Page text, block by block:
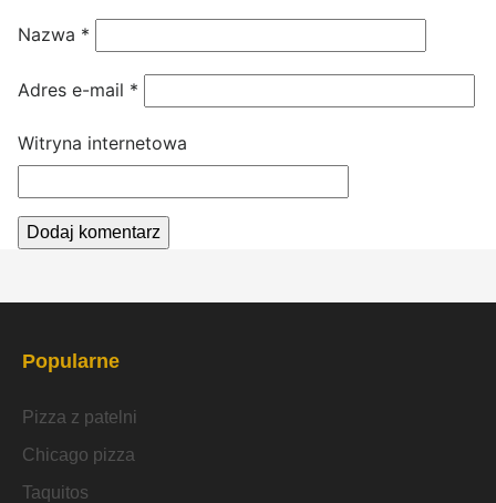
Nazwa *
Adres e-mail *
Witryna internetowa
Popularne
Pizza z patelni
Chicago pizza
Taquitos